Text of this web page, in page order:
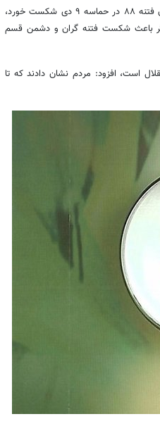
وی با تاکید بر اینکه دشمن بعد از اجراکردن برنامه های مختلف و پیاده کردن فتنه ۸۸ در حماسه ۹ دی شکست خورد،
دیگر باعث شکست فتنه گران و دشمن قسم
حماسه ۹ دی نماد عزّت و استقلال است، افزود: مردم نشان دادند که تا